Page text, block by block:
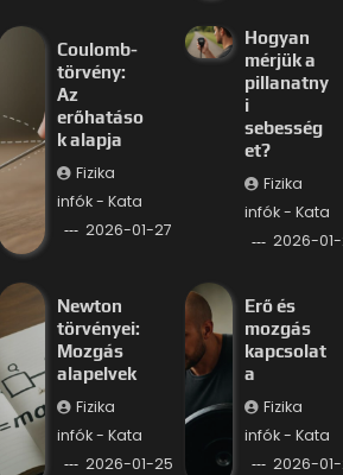
Coulomb-
törvény:
Az
erőhatáso
k alapja
Fizika
infók - Kata
2026-01-27
Hogyan
mérjük a
pillanatny
i
sebesség
et?
Fizika
infók - Kata
2026-
Newton
törvényei:
Mozgás
alapelvek
Fizika
infók - Kata
2026-01-25
Erő és
mozgás
kapcsolat
a
Fizika
infók - Kata
2026-